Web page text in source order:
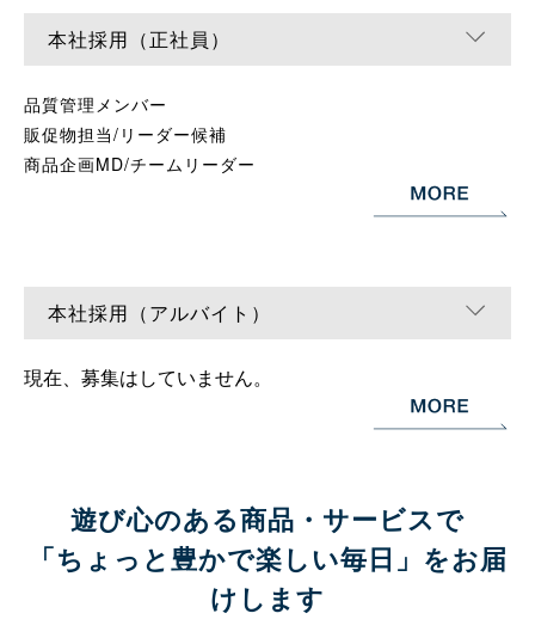
本社採用（正社員）
品質管理メンバー
販促物担当/リーダー候補
商品企画MD/チームリーダー
本社採用（アルバイト）
現在、募集はしていません。
遊び心のある商品・サービスで
「ちょっと豊かで楽しい毎日」をお届
けします